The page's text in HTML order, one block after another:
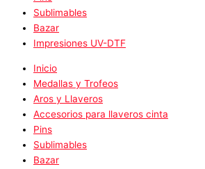
Sublimables
Bazar
Impresiones UV-DTF
Inicio
Medallas y Trofeos
Aros y Llaveros
Accesorios para llaveros cinta
Pins
Sublimables
Bazar